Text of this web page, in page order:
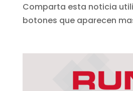
Comparta esta noticia
botones que aparecen